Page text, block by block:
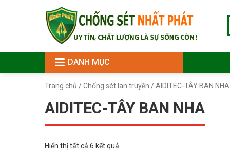
DANH MỤC
Trang chủ /Chống sét lan truyền / AIDITEC-TÂY BAN NHA
AIDITEC-TÂY BAN NHA
Hiển thị tất cả 6 kết quả